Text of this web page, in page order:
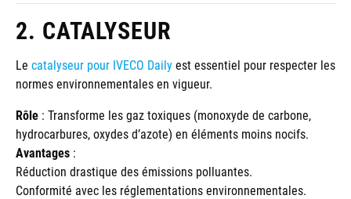
2. CATALYSEUR
Le catalyseur pour IVECO Dailyest essentiel pour respecter les
normes environnementales en vigueur.
Rôle : Transforme les gaz toxiques (monoxyde de carbone,
hydrocarbures, oxydes d’azote) en éléments moins nocifs.
Avantages :
Réduction drastique des émissions polluantes.
Conformité avec les réglementations environnementales.